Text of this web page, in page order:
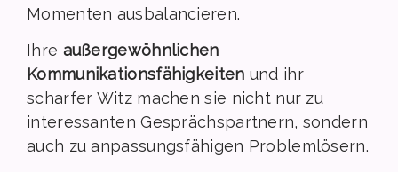
Momenten ausbalancieren.
Ihre außergewöhnlichen
Kommunikationsfähigkeiten und ihr
scharfer Witz machen sie nicht nur zu
interessanten Gesprächspartnern, sondern
auch zu anpassungsfähigen Problemlösern.